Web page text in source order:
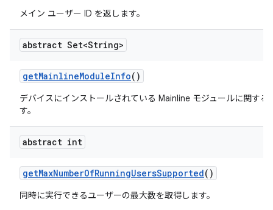
メイン ユーザー ID を返します。
abstract Set<String>
getMainlineModuleInfo()
デバイスにインストールされている Mainline モジュールに関する
す。
abstract int
getMaxNumberOfRunningUsersSupported()
同時に実行できるユーザーの最大数を取得します。